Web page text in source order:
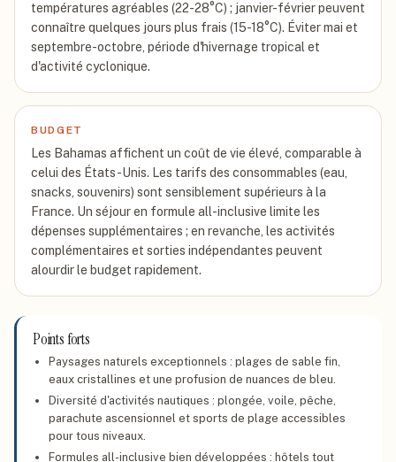
températures agréables (22-28°C) ; janvier-février peuvent
connaître quelques jours plus frais (15-18°C). Éviter mai et
septembre-octobre, période d'hivernage tropical et
d'activité cyclonique.
BUDGET
Les Bahamas affichent un coût de vie élevé, comparable à
celui des États-Unis. Les tarifs des consommables (eau,
snacks, souvenirs) sont sensiblement supérieurs à la
France. Un séjour en formule all-inclusive limite les
dépenses supplémentaires ; en revanche, les activités
complémentaires et sorties indépendantes peuvent
alourdir le budget rapidement.
Points forts
Paysages naturels exceptionnels : plages de sable fin,
eaux cristallines et une profusion de nuances de bleu.
Diversité d'activités nautiques : plongée, voile, pêche,
parachute ascensionnel et sports de plage accessibles
pour tous niveaux.
Formules all-inclusive bien développées : hôtels tout